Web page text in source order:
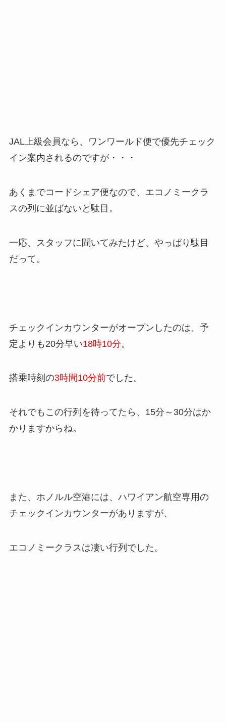
JAL上級会員なら、ワンワールド便で優先チェック
イン案内されるのですが・・・
あくまでコードシェア便なので、エコノミークラ
スの列に並ばないと駄目。
一応、スタッフに聞いてみたけど、やっぱり駄目
だって。
チェックインカウンターがオープンしたのは、予
定よりも20分早い18時10分。
搭乗時刻の3時間10分前でした。
それでもこの行列を待ってたら、15分～30分はか
かりますからね。
また、ホノルル空港には、ハワイアン航空専用の
チェックインカウンターがありますが、
エコノミークラスは凄い行列でした。